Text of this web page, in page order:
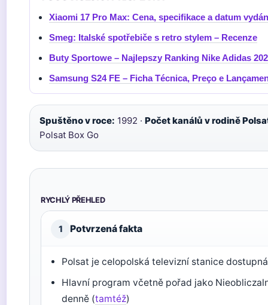
Xiaomi 17 Pro Max: Cena, specifikace a datum
Smeg: Italské spotřebiče s retro stylem – Recenze
Buty Sportowe – Najlepszy Ranking Nike Adidas
Samsung S24 FE – Ficha Técnica, Preço e
Spuštěno v roce: 1992 · Počet kanálů v rodině
Polsat Box Go
RYCHLÝ PŘEHLED
1 Potvrzená fakta
Polsat je celopolská televizní stanice
Hlavní program včetně pořad jako
denně (tamtéž)